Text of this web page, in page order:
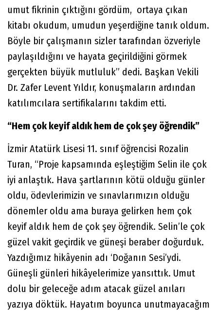
umut fikrinin çıktığını gördüm, ortaya çıkan
kitabı okudum, umudun yeşerdiğine tanık oldum.
Böyle bir çalışmanın sizler tarafından özveriyle
paylaşıldığını ve hayata geçirildiğini görmek
gerçekten büyük mutluluk” dedi. Başkan Vekili
Dr. Zafer Levent Yıldır, konuşmaların ardından
katılımcılara sertifikalarını takdim etti.
“Hem çok keyif aldık hem de çok şey öğrendik”
İzmir Atatürk Lisesi 11. sınıf öğrencisi Rozalin
Turan, “Proje kapsamında eşleştiğim Selin ile çok
iyi anlaştık. Hava şartlarının kötü olduğu günler
oldu, ödevlerimizin ve sınavlarımızın olduğu
dönemler oldu ama buraya gelirken hem çok
keyif aldık hem de çok şey öğrendik. Selin’le çok
güzel vakit geçirdik ve güneşi beraber doğurduk.
Yazdığımız hikâyenin adı ‘Doğanın Sesi’ydi.
Güneşli günleri hikâyelerimize yansıttık. Umut
dolu bir geleceğe adım atacak güzel anıları
yazıya döktük. Hayatım boyunca unutmayacağım